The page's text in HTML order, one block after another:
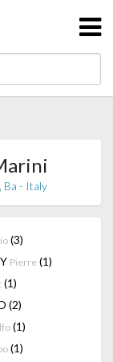
Ba - Italy
(3)
Pierre (1)
(1)
(2)
(1)
(1)